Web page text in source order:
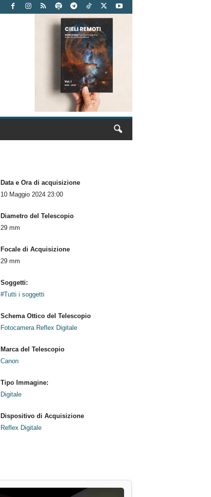
Data e Ora di acquisizione
10 Maggio 2024 23:00
Diametro del Telescopio
29 mm
Focale di Acquisizione
29 mm
Soggetti:
#Tutti i soggetti
Schema Ottico del Telescopio
Fotocamera Reflex Digitale
Marca del Telescopio
Canon
Tipo Immagine:
Digitale
Dispositivo di Acquisizione
Reflex Digitale